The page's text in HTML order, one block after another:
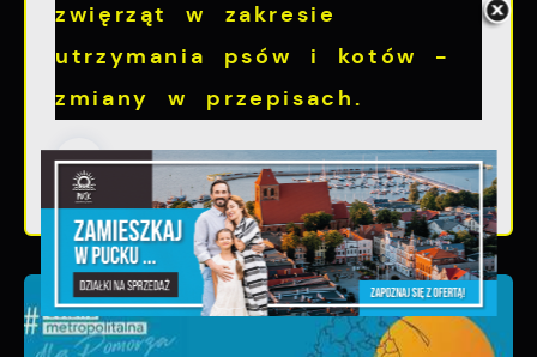
zwięrząt w zakresie
utrzymania psów i kotów -
zmiany w przepisach.